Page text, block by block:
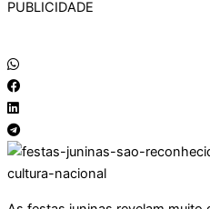
PUBLICIDADE